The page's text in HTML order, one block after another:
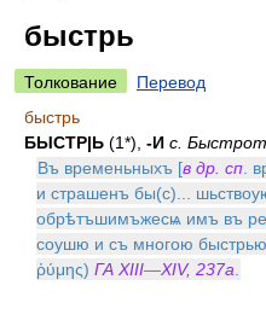
быстрь
Толкование
Перевод
быстрь
БЫСТР|Ь (1*), -И с.
Въ временьныхъ [в др. сп .
и страшенъ бы(с)...
обрѣтъшимъжесѩ имъ въ
соушю и съ многою быстрью
ῥύμης) ГА XIII—XIV, 237а